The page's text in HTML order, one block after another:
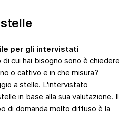
per gli intervistati
di cui hai bisogno sono è chiedere
o cattivo e in che misura?
a stelle. L'intervistato
in base alla sua valutazione. Il
di domanda molto diffuso è la